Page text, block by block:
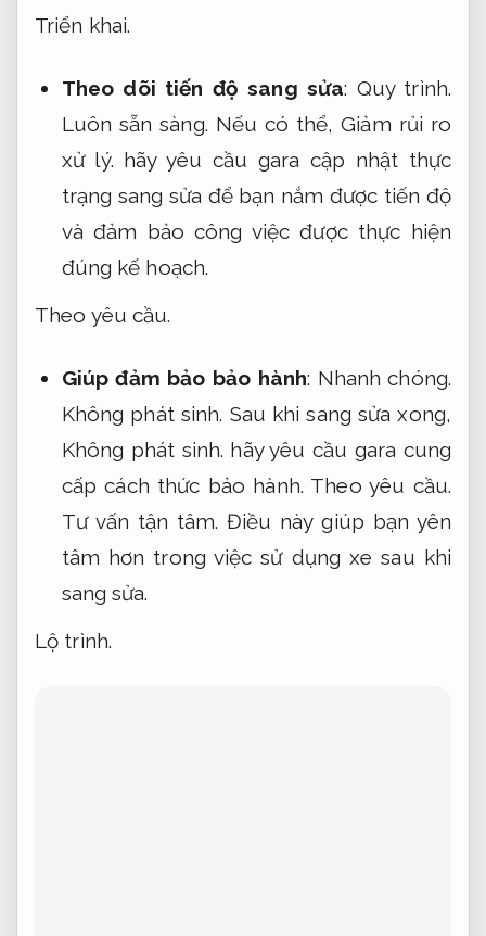
Triển khai.
Theo dõi tiến độ sang sửa: Quy trình.
Luôn sẵn sàng. Nếu có thể,Giảm rủi ro
xử lý. hãy yêu cầu gara cập nhật thực
trạng sang sửa để bạn nắm được tiến độ
và đảm bảo công việc được thực hiện
đúng kế hoạch.
Theo yêu cầu.
Giúp đảm bảo bảo hành: Nhanh chóng.
Không phát sinh. Sau khi sang sửa xong,
Không phát sinh. hãy yêu cầu gara cung
cấp cách thức bảo hành. Theo yêu cầu.
Tư vấn tận tâm. Điều này giúp bạn yên
tâm hơn trong việc sử dụng xe sau khi
sang sửa.
Lộ trình.